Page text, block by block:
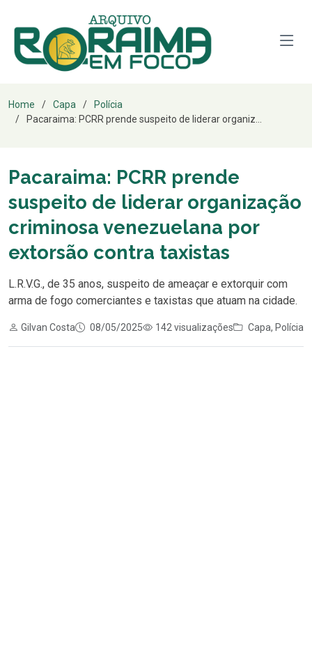
Home Capa
Polícia
Pacaraima: PCRR prende suspeito de liderar organiz...
Pacaraima: PCRR prende
suspeito de liderar organização
criminosa venezuelana por
extorsão contra taxistas
L.R.V.G., de 35 anos, suspeito de ameaçar e extorquir com
arma de fogo comerciantes e taxistas que atuam na cidade.
Gilvan Costa 08/05/2025 142 visualizações Capa, Polícia